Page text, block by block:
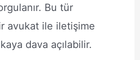
Bu tür
avukat ile iletişime
dava açılabilir.